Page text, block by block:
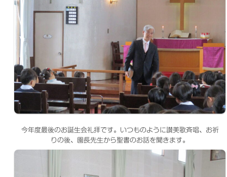
今年度最後のお誕生会礼拝です。いつものように讃美歌斉唱、お祈
りの後、園長先生から聖書のお話を聞きます。